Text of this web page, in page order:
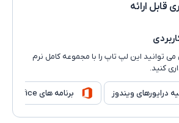
قابل ارائه
توانید این لپ تاپ را با مجموعه کامل نرم
کنید.
درایورهای ویندوز برنامه های Microsoft Office